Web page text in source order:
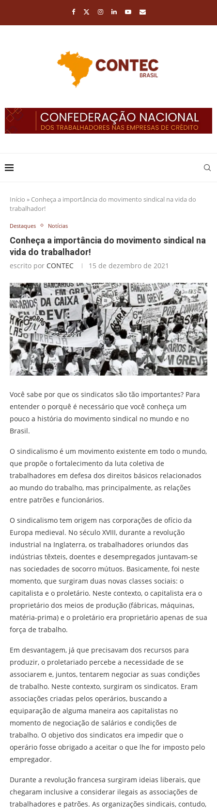
Início » Conheça a importância do movimento sindical na vida do
trabalhador!
Destaques Notícias
Conheça a importância do movimento sindical na
vida do trabalhador!
escrito por CONTEC 15 de dezembro de 2021
Você sabe por que os sindicatos são tão importantes? Para
entender o porquê é necessário que você conheça um
pouco a história do movimento sindical no mundo e no
Brasil.
O sindicalismo é um movimento existente em todo o mundo,
que propõe o fortalecimento da luta coletiva de
trabalhadores em defesa dos direitos básicos relacionados
ao mundo do trabalho, mas principalmente, as relações
entre patrões e funcionários.
O sindicalismo tem origem nas corporações de ofício da
Europa medieval. No século XVIII, durante a revolução
industrial na Inglaterra, os trabalhadores oriundos das
indústrias têxteis, doentes e desempregados juntavam-se
nas sociedades de socorro mútuos. Basicamente, foi neste
momento, que surgiram duas novas classes sociais: o
capitalista e o proletário. Neste contexto, o capitalista era o
proprietário dos meios de produção (fábricas, máquinas,
matéria-prima) e o proletário era proprietário apenas de sua
força de trabalho.
Em desvantagem, já que precisavam dos recursos para
produzir, o proletariado percebe a necessidade de se
associarem e, juntos, tentarem negociar as suas condições
de trabalho. Neste contexto, surgiram os sindicatos. Eram
associações criadas pelos operários, buscando a
equiparação de alguma maneira aos capitalistas no
momento de negociação de salários e condições de
trabalho. O objetivo dos sindicatos era impedir que o
operário fosse obrigado a aceitar o que lhe for imposto pelo
empregador.
Durante a revolução francesa surgiram ideias liberais, que
chegaram inclusive a considerar ilegais as associações de
trabalhadores e patrões. As organizações sindicais, contudo,